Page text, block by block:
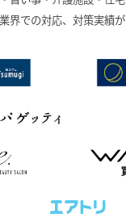
界での対応、対策実績が